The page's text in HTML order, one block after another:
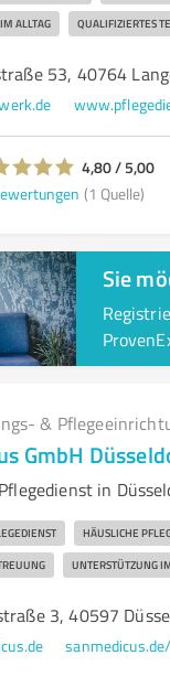
ALLTAG QUALIFIZIERTES
53, 40764
4,80 / 5,00
(1 Quelle)
Sie
&
GmbH
in
HÄUSLICHE
UNTERSTÜTZUNG
3, 40597
sanmedicus.de/